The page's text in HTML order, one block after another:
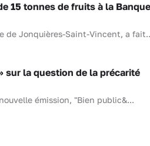
15 tonnes de fruits à la Banque
de Jonquières-Saint-Vincent, a
sur la question de la précarité
émission, "Bien public&...